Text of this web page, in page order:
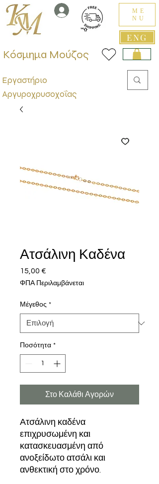
ENG
ME
NU
Εργαστήριο
Αργυροχρυσοχοΐας
Κόσμημα Μούζος
Ατσάλινη Καδένα
15,00 €
ΦΠΑ Περιλαμβάνεται
Μέγεθος *
Ποσότητα *
Στο Καλάθι Αγορών
Ατσάλινη καδένα
επιχρυσωμένη και
κατασκευασμένη από
ανοξείδωτο ατσάλι και
ανθεκτική στο χρόνο.